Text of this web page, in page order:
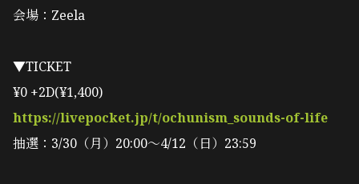
会場：Zeela
▼TICKET
¥0 +2D(¥1,400)
https://livepocket.jp/t/ochunism_sounds-of-life
抽選：3/30（月）20:00〜4/12（日）23:59